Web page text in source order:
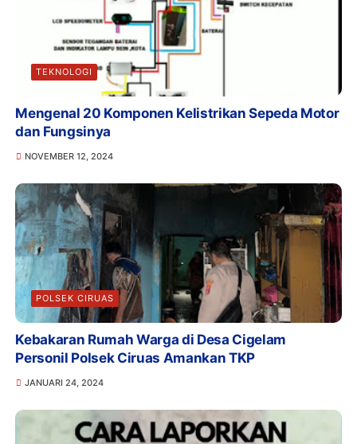
TEKNOLOGI
Mengenal 20 Komponen Kelistrikan Sepeda Motor
dan Fungsinya
NOVEMBER 12, 2024
POLSEK CIRUAS
Kebakaran Rumah Warga di Desa Cigelam
Personil Polsek Ciruas Amankan TKP
JANUARI 24, 2024